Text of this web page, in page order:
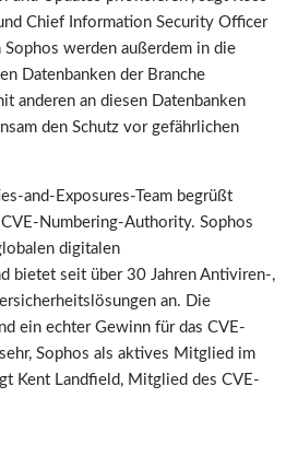
Chief Information Security Officer
Sophos werden außerdem in die
Datenbanken der Branche
anderen an diesen Datenbanken
den Schutz vor gefährlichen
and-Exposures-Team begrüßt
Numbering-Authority. Sophos
digitalen
bietet seit über 30 Jahren Antiviren-,
an. Die
ein echter Gewinn für das CVE-
Sophos als aktives Mitglied im
Kent Landfield, Mitglied des CVE-